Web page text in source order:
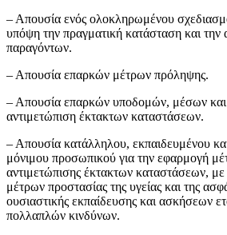
– Απουσία ενός ολοκληρωμένου
υπόψη την πραγματική κατάσταση και την
παραγόντων.
– Απουσία επαρκών μέτρων πρόληψης.
– Απουσία επαρκών υποδομών, μέσων και
αντιμετώπιση έκτακτων καταστάσεων.
– Απουσία κατάλληλου, εκπαιδευμένου
μόνιμου προσωπικού για την εφαρμογή
αντιμετώπισης έκτακτων καταστάσεων,
μέτρων προστασίας της υγείας και της
ουσιαστικής εκπαίδευσης και ασκήσεων
πολλαπλών κινδύνων.